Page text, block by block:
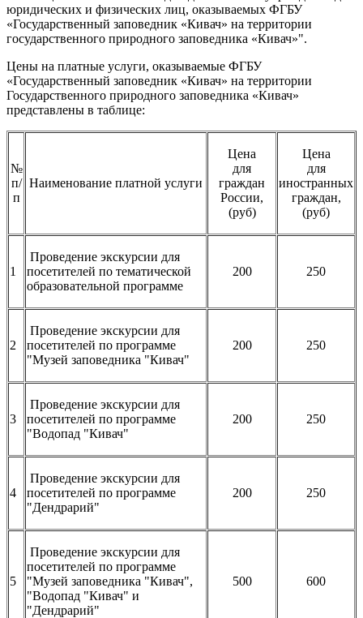
юридических и физических лиц, оказываемых ФГБУ
«Государственный заповедник «Кивач» на территории
государственного природного заповедника «Кивач»".
Цены на платные услуги, оказываемые ФГБУ
«Государственный заповедник «Кивач» на территории
Государственного природного заповедника «Кивач»
представлены в таблице:
№
п/
п
Наименование платной услуги
Цена
для
граждан
России,
(руб)
Цена
для
иностранных
граждан,
(руб)
1
Проведение экскурсии для
посетителей по тематической
образовательной программе
200 250
2
Проведение экскурсии для
посетителей по программе
"Музей заповедника "Кивач"
200 250
3
Проведение экскурсии для
посетителей по программе
"Водопад "Кивач"
200 250
4
Проведение экскурсии для
посетителей по программе
"Дендрарий"
200 250
5
Проведение экскурсии для
посетителей по программе
"Музей заповедника "Кивач",
"Водопад "Кивач" и
"Дендрарий"
500 600